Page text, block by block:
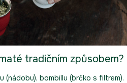
tradičním způsobem?
(nádobu), bombillu (brčko s filtrem).